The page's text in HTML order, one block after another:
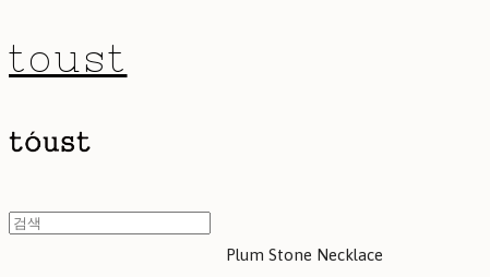
toust
Plum Stone Necklace